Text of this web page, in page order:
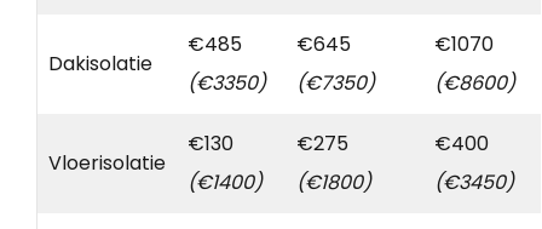
Dakisolatie
€485
(€3350)
€645
(€7350)
€1070
(€8600)
Vloerisolatie
€130
(€1400)
€275
(€1800)
€400
(€3450)